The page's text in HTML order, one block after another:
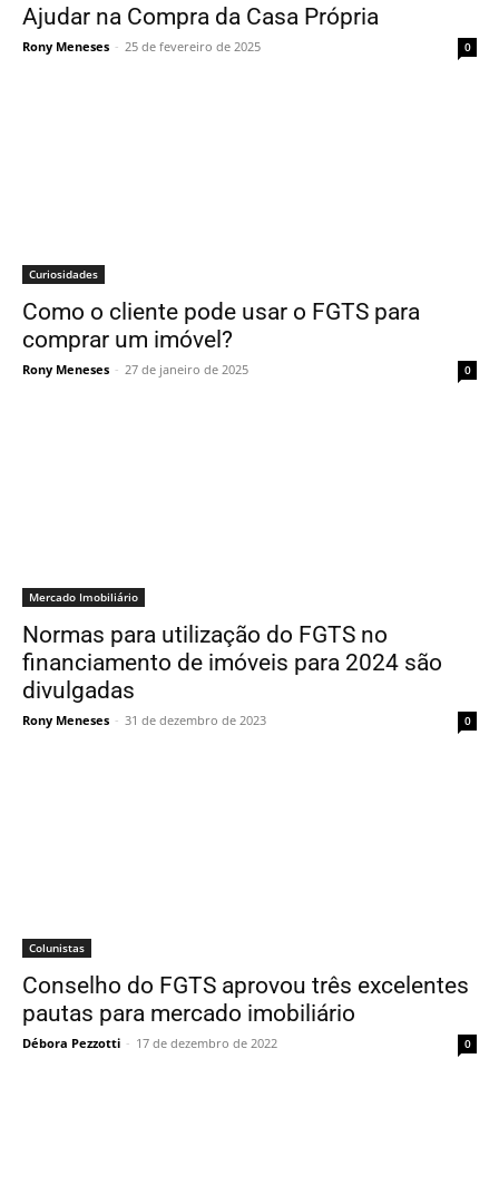
Ajudar na Compra da Casa Própria
Rony Meneses - 25 de fevereiro de 2025 0
Curiosidades
Como o cliente pode usar o FGTS para
comprar um imóvel?
Rony Meneses - 27 de janeiro de 2025 0
Mercado Imobiliário
Normas para utilização do FGTS no
financiamento de imóveis para 2024 são
divulgadas
Rony Meneses - 31 de dezembro de 2023 0
Colunistas
Conselho do FGTS aprovou três excelentes
pautas para mercado imobiliário
Débora Pezzotti - 17 de dezembro de 2022 0